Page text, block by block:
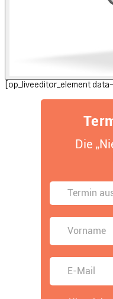
[op_liveeditor_element